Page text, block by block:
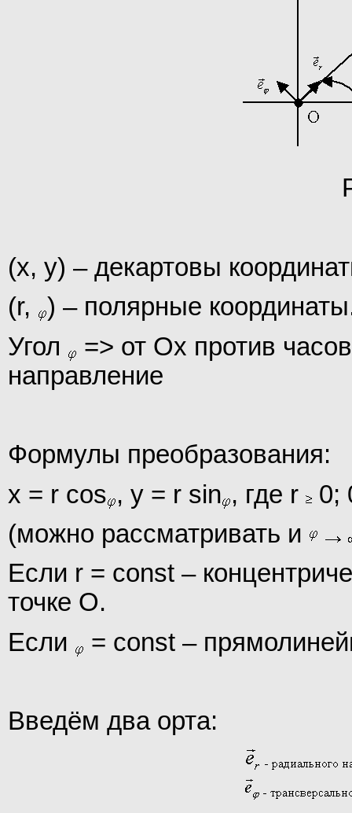
(x, y) – декартовы
(r,
) – полярные
Угол
=> от Ох против
направление
Формулы преобразования:
x = r cos , y = r sin , где r
0;
(можно рассматривать и
Если r = const –
точке О.
Если
= const –
Введём два орта: